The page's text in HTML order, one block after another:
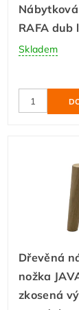
RAFA dub
Skladem
Dřevěná
nožka
zkosená